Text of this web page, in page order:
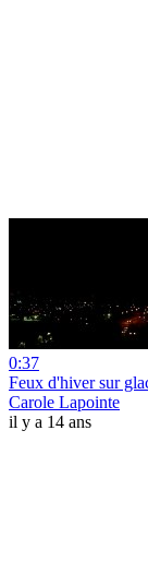
0:37
Feux d'hiver sur
Carole Lapointe
il y a 14 ans